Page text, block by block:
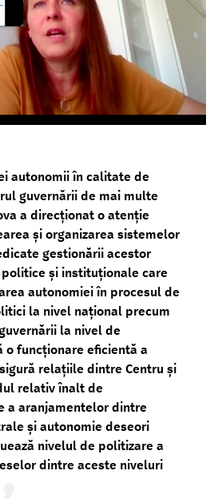
autonomii în calitate de
guvernării de mai multe
a direcționat o atenție
și organizarea sistemelor
gestionării acestor
și instituționale care
autonomiei în procesul de
la nivel național precum
la nivel de
o funcționare eficientă a
relațiile dintre Centru și
relativ înalt de
a aranjamentelor dintre
și autonomie deseori
nivelul de politizare a
dintre aceste niveluri